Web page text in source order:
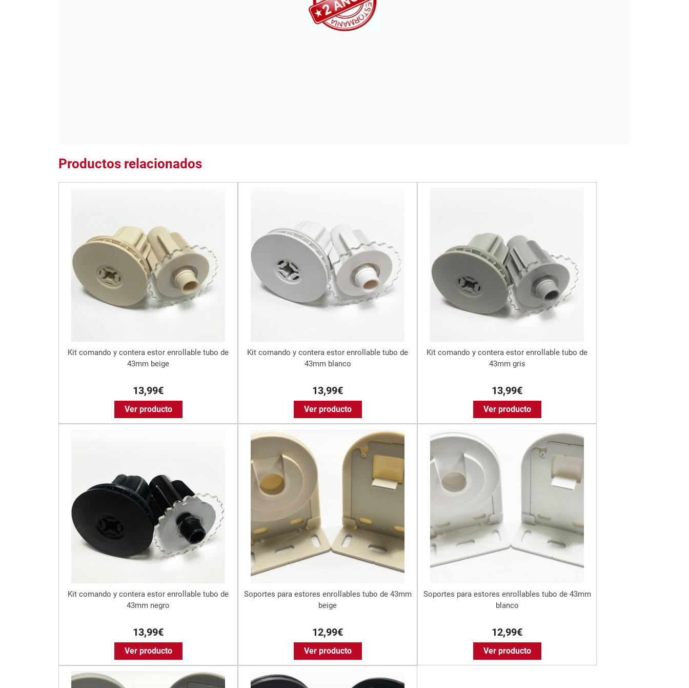
Productos relacionados
Kit comando y contera estor enrollable tubo de
43mm beige
13,99€
Ver producto
Kit comando y contera estor enrollable tubo de
43mm blanco
13,99€
Ver producto
Kit comando y contera estor enrollable tubo de
43mm gris
13,99€
Ver producto
Kit comando y contera estor enrollable tubo de
43mm negro
13,99€
Ver producto
Soportes para estores enrollables tubo de 43mm
beige
12,99€
Ver producto
Soportes para estores enrollables tubo de 43mm
blanco
12,99€
Ver producto